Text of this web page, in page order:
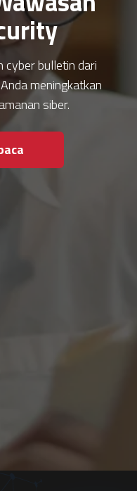
cyber bulletin dari
meningkatkan
siber.